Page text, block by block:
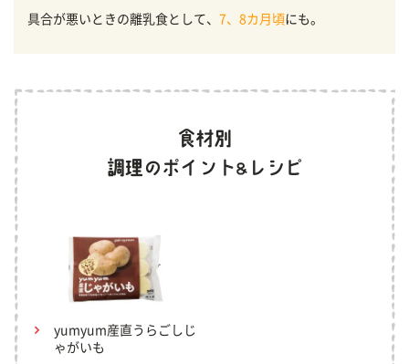
具合が悪いときの離乳食として、 7、8カ月頃にも。
yumyum産直うらごしじ
ゃがいも